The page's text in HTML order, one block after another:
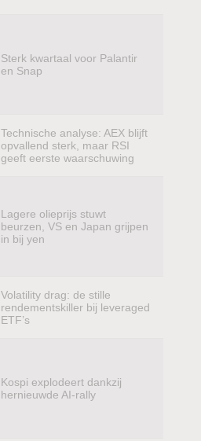
Sterk kwartaal voor Palantir
en Snap
Technische analyse: AEX blijft
opvallend sterk, maar RSI
geeft eerste waarschuwing
Lagere olieprijs stuwt
beurzen, VS en Japan grijpen
in bij yen
Volatility drag: de stille
rendementskiller bij leveraged
ETF’s
Kospi explodeert dankzij
hernieuwde AI-rally